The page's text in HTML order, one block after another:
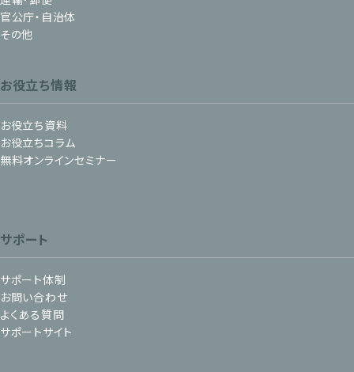
官公庁・自治体
その他
お役立ち情報
お役立ち資料
お役立ちコラム
無料オンラインセミナー
サポート
サポート体制
お問い合わせ
よくある質問
サポートサイト